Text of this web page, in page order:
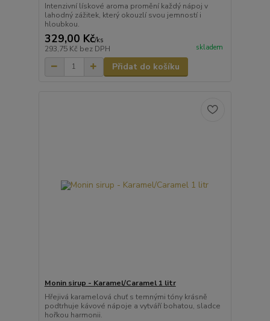
Intenzivní lískové aroma promění každý nápoj v
lahodný zážitek, který okouzlí svou jemností i
hloubkou.
329,00 Kč/ks
293,75 Kč bez DPH skladem
Přidat do košíku
Monin sirup - Karamel/Caramel 1 litr
Hřejivá karamelová chuť s temnými tóny krásně
podtrhuje kávové nápoje a vytváří bohatou, sladce
hořkou harmonii.